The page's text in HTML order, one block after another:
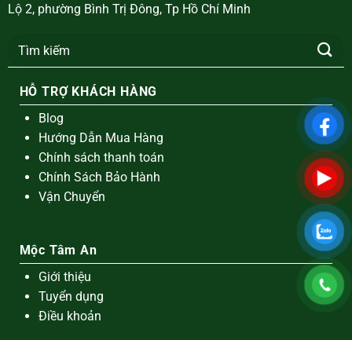
Lộ 2, phường Bình Trị Đông, Tp Hồ Chí Minh
Tìm
HỖ TRỢ KHÁCH HÀNG
Blog
Hướng Dẫn Mua Hàng
Chính sách thanh toán
Chính Sách Bảo Hành
Vận Chuyển
Mộc Tâm An
Giới thiệu
Tuyển dụng
Điều khoản